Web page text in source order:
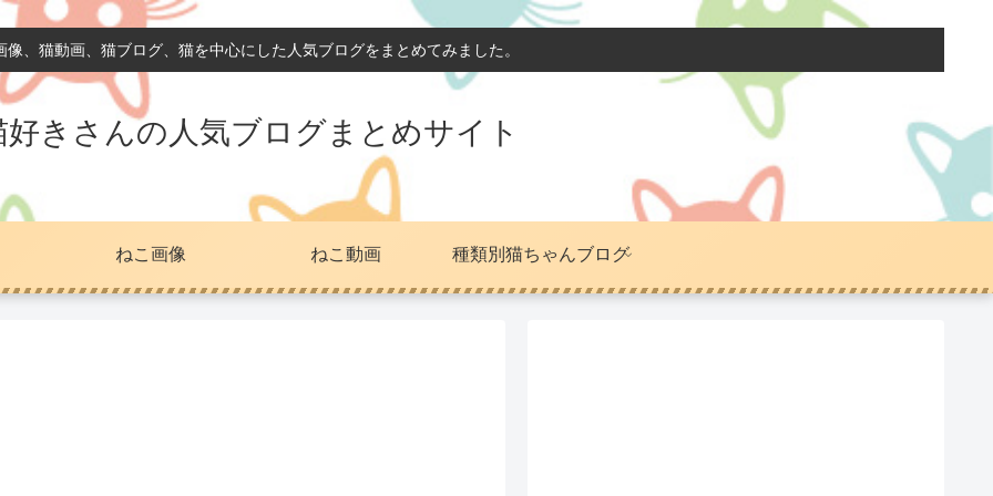
像、猫動画、猫ブログ、猫を中心にした人気ブログをまとめてみました。
好きさんの人気ブログまとめサイト
ねこ画像 ねこ動画 種類別猫ちゃんブログ